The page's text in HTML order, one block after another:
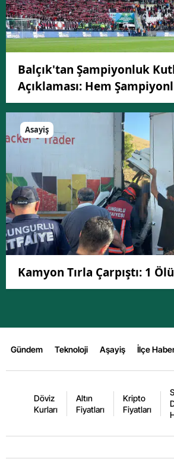
Balçık'tan Şampiyonluk
Açıklaması: Hem
Asayiş
Kamyon Tırla Çarpıştı: 1
Gündem Teknoloji Aşayiş İlçe
Döviz
Kurları
Altın
Fiyatları
Kripto
Fiyatları